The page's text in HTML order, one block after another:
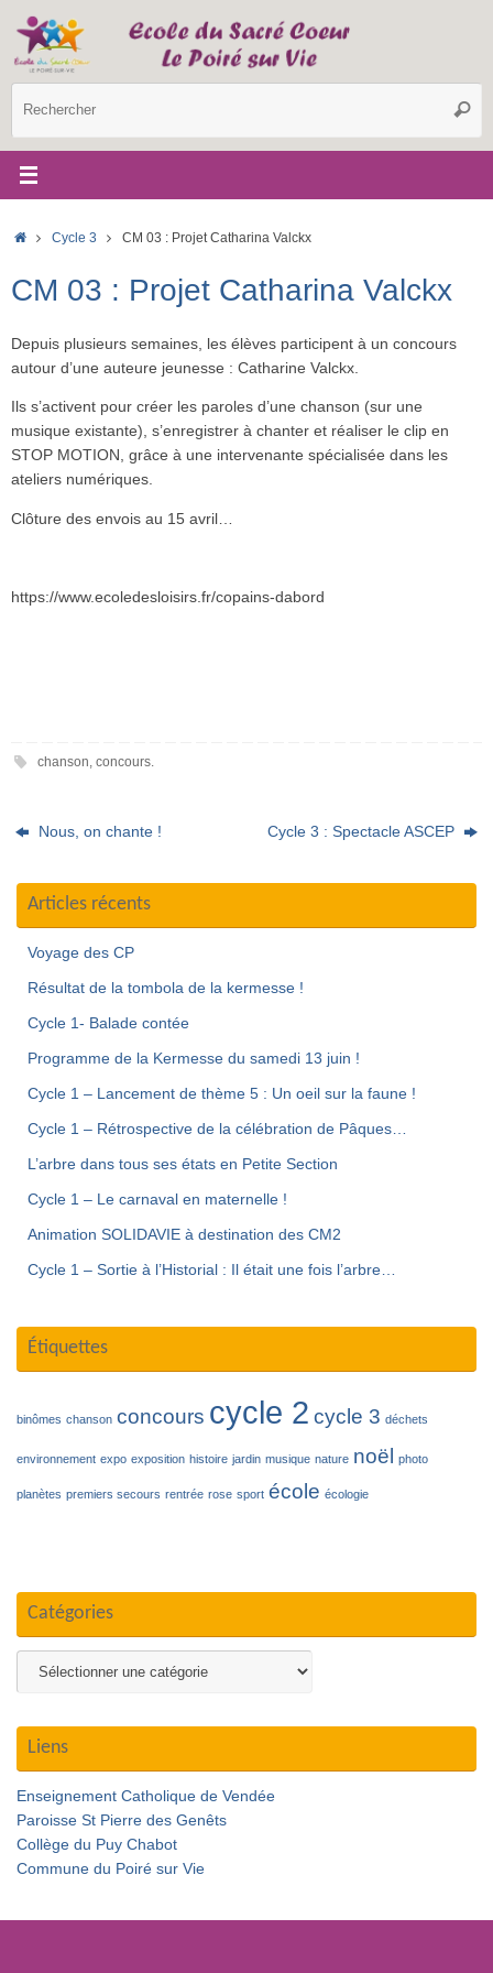
contenu
Accueil
Cycle 3 CM 03 : Projet Catharina Valckx
CM 03 : Projet Catharina Valckx
Depuis plusieurs semaines, les élèves participent à un concours
autour d’une auteure jeunesse : Catharine Valckx.
Ils s’activent pour créer les paroles d’une chanson (sur une
musique existante), s’enregistrer à chanter et réaliser le clip en
STOP MOTION, grâce à une intervenante spécialisée dans les
ateliers numériques.
Clôture des envois au 15 avril…
https://www.ecoledesloisirs.fr/copains-dabord
chanson, concours.
Nous, on chante ! Cycle 3 : Spectacle ASCEP
Articles récents
Voyage des CP
Résultat de la tombola de la kermesse !
Cycle 1- Balade contée
Programme de la Kermesse du samedi 13 juin !
Cycle 1 – Lancement de thème 5 : Un oeil sur la faune !
Cycle 1 – Rétrospective de la célébration de Pâques…
L’arbre dans tous ses états en Petite Section
Cycle 1 – Le carnaval en maternelle !
Animation SOLIDAVIE à destination des CM2
Cycle 1 – Sortie à l’Historial : Il était une fois l’arbre…
Étiquettes
binômes chanson concours cycle 2 cycle 3 déchets
environnement expo exposition histoire jardin musique nature noël photo
planètes premiers secours rentrée rose sport école écologie
Catégories
Liens
Enseignement Catholique de Vendée
Paroisse St Pierre des Genêts
Collège du Puy Chabot
Commune du Poiré sur Vie